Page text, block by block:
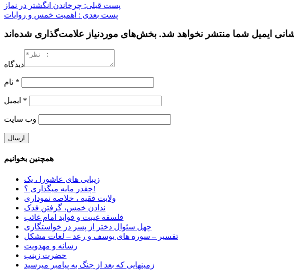
پست قبلی: چرخاندن انگشتر در نماز
پست بعدی : اهمیت خمس و روایات
دیدگاه
*
*
وب‌ سایت
همچنین بخوانیم
زیبایی های عاشورا ، یک
چقدر مایه میگذاری ؟!
ولایت فقیه ، خلاصه نموداری
ندادن خمس، گرفتن فدک
فلسفه غیبت و فواید امام غائب
چهل سئوال دختر از پسر در خواستگاری
تفسیر – سوره های یوسف و رعد – لغات مشکل
رسانه و مهدویت
حضرت زینب
زمینهایی که بعد از جنگ به پیامبر میرسید